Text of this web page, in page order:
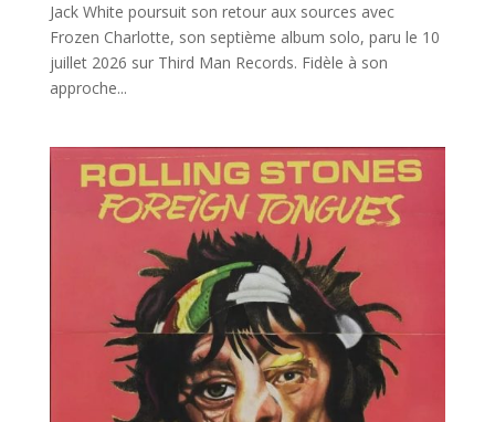
Jack White poursuit son retour aux sources avec
Frozen Charlotte, son septième album solo, paru le 10
juillet 2026 sur Third Man Records. Fidèle à son
approche...